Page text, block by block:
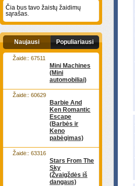
Čia bus tavo žaistų žaidimų
sąrašas.
Naujausi Populiariausi
Mini Machines
(Mini
automobiliai)
Žaidė:: 67511
Barbie And
Ken Romantic
Escape
(Barbės ir
Keno
pabėgimas)
Žaidė:: 60629
Stars From The
Sky
(Žvaigždės iš
dangaus)
Žaidė:: 63316